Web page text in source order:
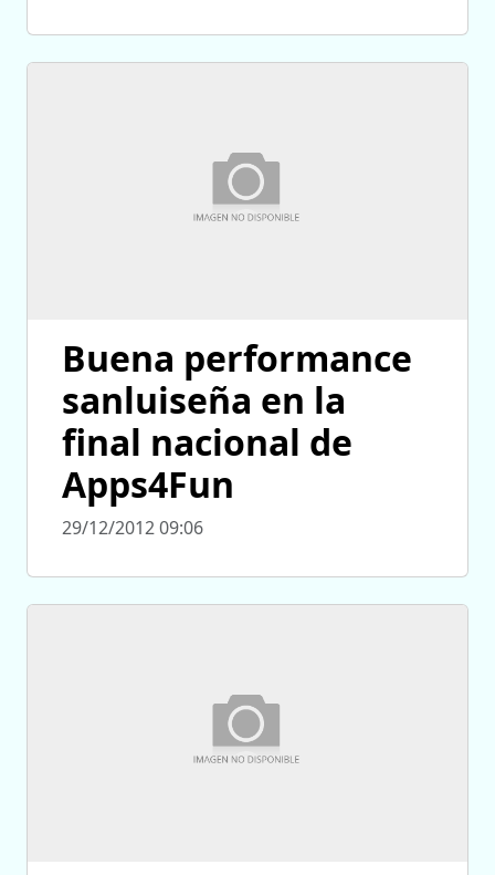
Buena performance
sanluiseña en la
final nacional de
Apps4Fun
29/12/2012 09:06